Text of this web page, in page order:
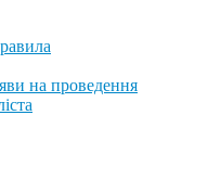
на проведення